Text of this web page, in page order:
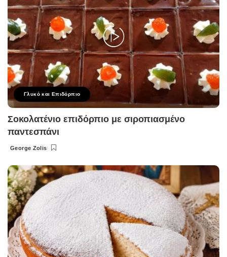
Γλυκό και Επιδόρπιο
Σοκολατένιο επιδόρπιο με σιροπιασμένο
παντεσπάνι
Posted
George Zolis